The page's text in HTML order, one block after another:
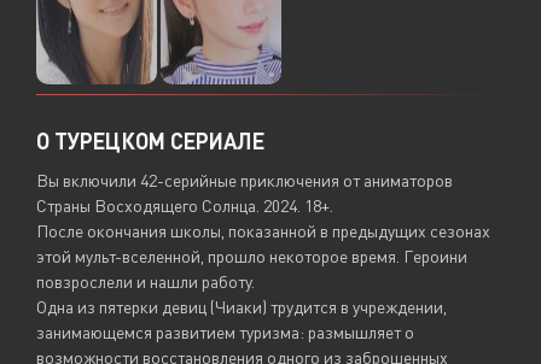
О ТУРЕЦКОМ СЕРИАЛЕ
Вы включили 42-серийные приключения от аниматоров
Страны Восходящего Солнца. 2024. 18+.
После окончания школы, показанной в предыдущих сезонах
этой мульт-вселенной, прошло некоторое время. Героини
повзрослели и нашли работу.
Одна из пятерки девиц (Чиаки) трудится в учреждении,
занимающемся развитием туризма: размышляет о
возможности восстановления одного из заброшенных